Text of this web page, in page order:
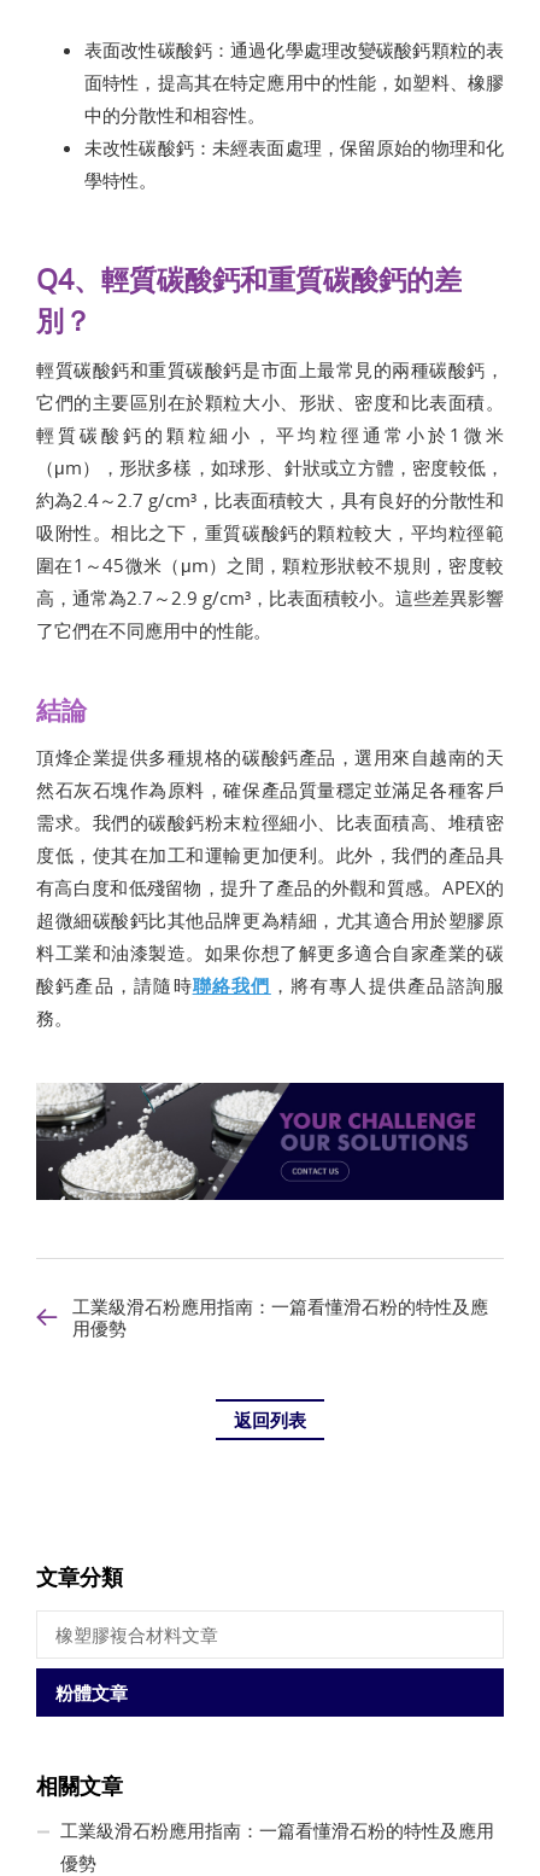
表面改性碳酸鈣：通過化學處理改變碳酸鈣顆粒的表
面特性，提高其在特定應用中的性能，如塑料、橡膠
中的分散性和相容性。
未改性碳酸鈣：未經表面處理，保留原始的物理和化
學特性。
Q4、輕質碳酸鈣和重質碳酸鈣的差
別？
輕質碳酸鈣和重質碳酸鈣是市面上最常見的兩種碳酸鈣，
它們的主要區別在於顆粒大小、形狀、密度和比表面積。
輕質碳酸鈣的顆粒細小，平均粒徑通常小於1微米
（μm），形狀多樣，如球形、針狀或立方體，密度較低，
約為2.4～2.7 g/cm³，比表面積較大，具有良好的分散性和
吸附性。相比之下，重質碳酸鈣的顆粒較大，平均粒徑範
圍在1～45微米（μm）之間，顆粒形狀較不規則，密度較
高，通常為2.7～2.9 g/cm³，比表面積較小。這些差異影響
了它們在不同應用中的性能。
結論
頂烽企業提供多種規格的碳酸鈣產品，選用來自越南的天
然石灰石塊作為原料，確保產品質量穩定並滿足各種客戶
需求。我們的碳酸鈣粉末粒徑細小、比表面積高、堆積密
度低，使其在加工和運輸更加便利。此外，我們的產品具
有高白度和低殘留物，提升了產品的外觀和質感。APEX的
超微細碳酸鈣比其他品牌更為精細，尤其適合用於塑膠原
料工業和油漆製造。如果你想了解更多適合自家產業的碳
酸鈣產品，請隨時聯絡我們 ，將有專人提供產品諮詢服
務。
工業級滑石粉應用指南：一篇看懂滑石粉的特性及應
用優勢
返回列表
文章分類
橡塑膠複合材料文章
粉體文章
相關文章
工業級滑石粉應用指南：一篇看懂滑石粉的特性及應用
優勢